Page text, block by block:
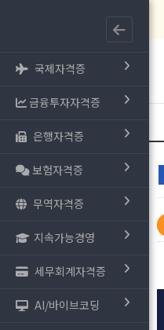
국제자격증
금융투자자격증
은행자격증
보험자격증
무역자격증
지속가능경영
세무회계자격증
AI/바이브코딩